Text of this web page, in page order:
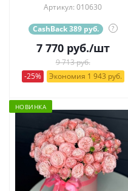
Артикул: 010630
CashBack 389 руб. ?
7 770руб./шт
9 713 руб.
-25%
Экономия 1 943 руб.
НОВИНКА